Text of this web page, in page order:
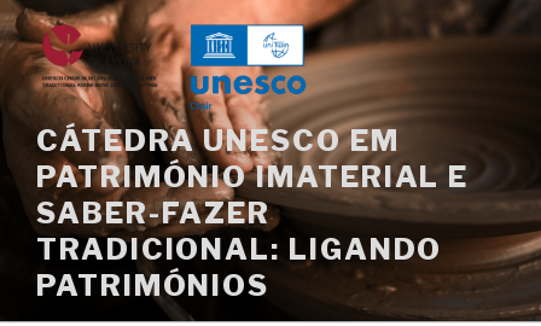
Saltar
para
conteúdo
CÁTEDRA UNESCO EM
PATRIMÓNIO IMATERIAL E
SABER-FAZER
TRADICIONAL: LIGANDO
PATRIMÓNIOS